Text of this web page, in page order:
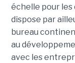
échelle pour les
dispose par
bureau
au
avec les